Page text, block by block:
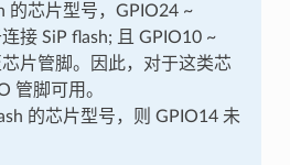
的芯片型号，GPIO24 ~
接 SiP flash; 且 GPIO10 ~
片管脚。因此，对于这类芯
管脚可用。
的芯片型号，则 GPIO14 未